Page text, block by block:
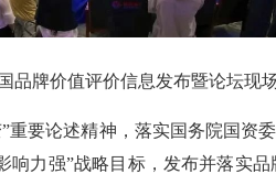
品牌价值评价信息发布暨论坛现
论述精神，落实国务院国资委
响力强”战略目标，发布并落实